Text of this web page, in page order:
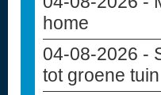
home
04-08-2026 -
tot groene tuin